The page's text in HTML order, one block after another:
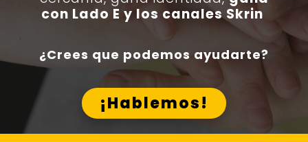
con Lado E y los canales Skrin
¿Crees que podemos ayudarte?
¡Hablemos!